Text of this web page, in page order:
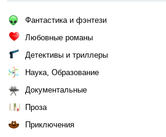
Фантастика и фэнтези
Любовные романы
Детективы и триллеры
Наука, Образование
Документальные
Проза
Приключения